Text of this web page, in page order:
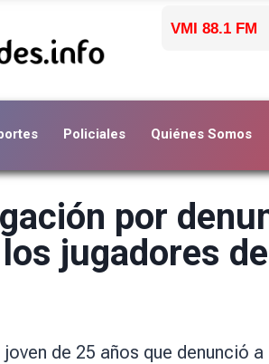
VMI 88.1 FM
Policiales Quiénes Somos
por
jugadores
de 25 años que denunció